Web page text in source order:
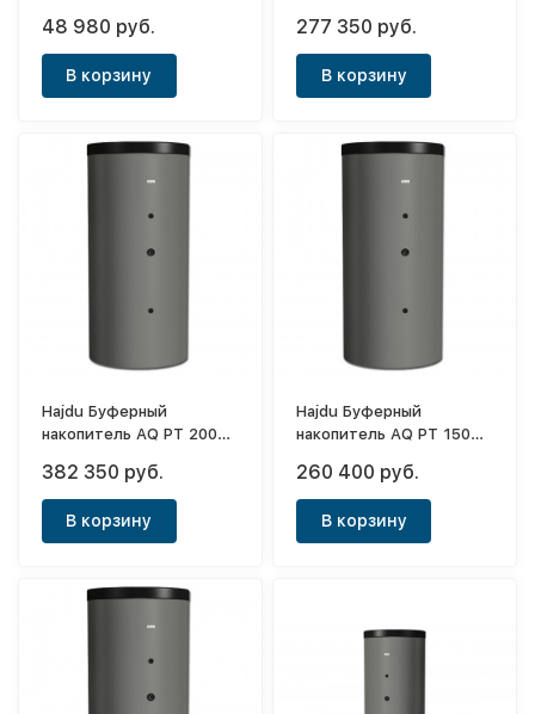
48 980 руб.
В корзину
277 350 руб.
В корзину
Hajdu Буферный
накопитель AQ PT 2000
382 350 руб.
В корзину
Hajdu Буферный
накопитель AQ PT 1500
260 400 руб.
В корзину